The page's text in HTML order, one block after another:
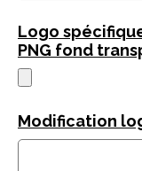
Logo
PNG fond
Modification